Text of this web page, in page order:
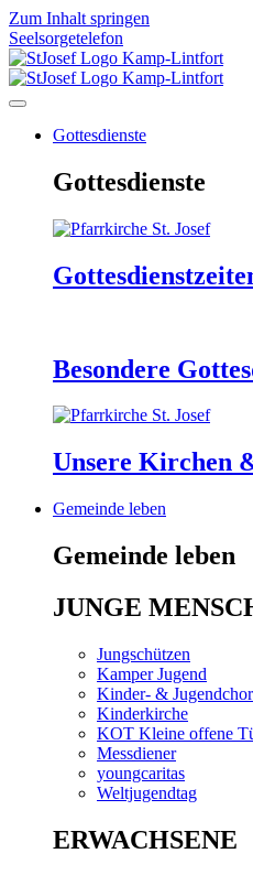
Zum Inhalt springen
Seelsorgetelefon
Gottesdienste
Gottesdienste
Besondere
Unsere Kirchen
Gemeinde leben
Gemeinde leben
JUNGE
Jungschützen
Kamper Jugend
Kinder- & Jugendchor
Kinderkirche
KOT Kleine offene
Messdiener
youngcaritas
Weltjugendtag
ERWACHSENE